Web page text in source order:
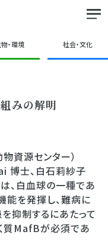
・環境 社会・文化
みの解明
資源センター）
博士、白石莉紗子
、白血球の一種であ
能を発揮し、難病に
抑制するにあたって
質MafBが必須であ